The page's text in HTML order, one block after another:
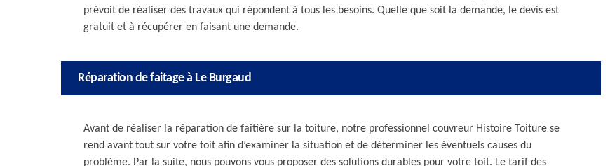
prévoit de réaliser des travaux qui répondent à tous les besoins. Quelle que soit la demande, le devis est
gratuit et à récupérer en faisant une demande.
Réparation de faitage à Le Burgaud
Avant de réaliser la réparation de faîtière sur la toiture, notre professionnel couvreur Histoire Toiture se
rend avant tout sur votre toit afin d’examiner la situation et de déterminer les éventuels causes du
problème. Par la suite, nous pouvons vous proposer des solutions durables pour votre toit. Le tarif des